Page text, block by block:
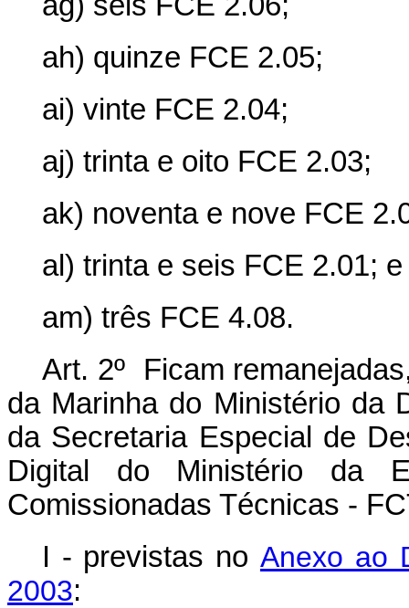
ah) quinze FCE 2.05;
ai) vinte FCE 2.04;
aj) trinta e oito FCE 2.03;
ak) noventa e nove FCE
al) trinta e seis FCE 2.01; e
am) três FCE 4.08.
Art. 2º Ficam
da Marinha do Ministério da
da Secretaria Especial de
Digital do Ministério da
Comissionadas Técnicas -
I - previstas no Anexo ao
2003: